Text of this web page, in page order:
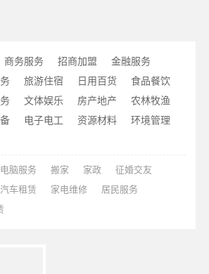
商务服务 招商加盟
金融服务
旅游住宿 日用百货
食品餐饮
文体娱乐 房产地产
农林牧渔
电子电工 资源材料
环境管理
电脑服务 搬家 家政
征婚交友
汽车租赁 家电维修
居民服务